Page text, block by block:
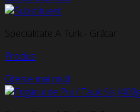
Specialitate A Turk - Grătar
Produs
Citește mai mult